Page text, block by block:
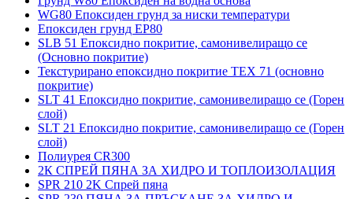
WG80 Епоксиден грунд за ниски температури
Епоксиден грунд EP80
SLB 51 Епоксидно покритие, самонивелиращо се
(Основно покритие)
Текстурирано епоксидно покритие TEX 71 (основно
покритие)
SLT 41 Епоксидно покритие, самонивелиращо се (Горен
слой)
SLT 21 Епоксидно покритие, самонивелиращо се (Горен
слой)
Полиурея CR300
2К СПРЕЙ ПЯНА ЗА ХИДРО И ТОПЛОИЗОЛАЦИЯ
SPR 210 2K Спрей пяна